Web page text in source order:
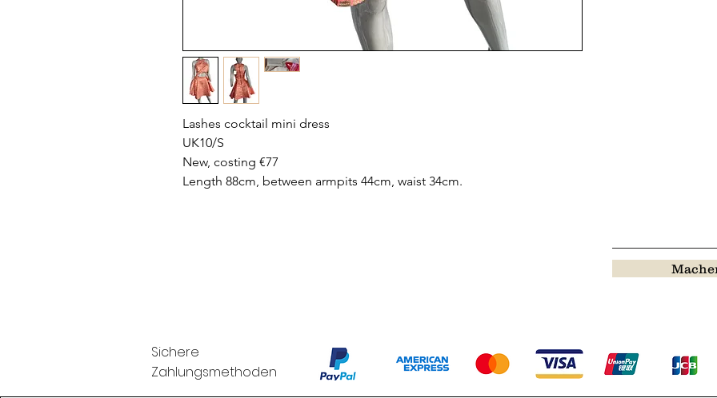
Lashes cocktail mini dress
UK10/S
New, costing €77
Length 88cm, between armpits 44cm, waist 34cm.
Sichere
Zahlungsmethoden